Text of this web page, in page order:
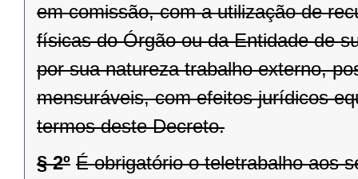
em comissão, com a utilização de
físicas do Órgão ou da Entidade de
por sua natureza trabalho externo,
mensuráveis, com efeitos jurídicos
termos deste Decreto.
§ 2º É obrigatório o teletrabalho aos